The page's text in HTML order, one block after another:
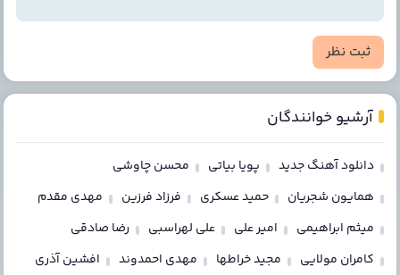
ثبت نظر
آرشیو خوانندگان
دانلود آهنگ جدید پویا بیاتی
محسن چاوشی
همایون شجریان
حمید عسکری فرزاد فرزین
مهدی مقدم
میثم ابراهیمی
امیر علی علی لهراسبی
رضا صادقی
کامران مولایی
مجید خراطها مهدی احمدوند
افشین آذری